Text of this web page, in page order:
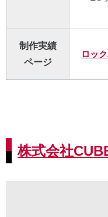
制作実績
ページ
ロッ
株式会社